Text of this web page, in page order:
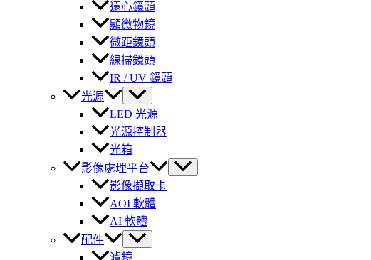
遠心鏡頭
顯微物鏡
微距鏡頭
線掃鏡頭
IR / UV 鏡頭
光源
LED 光源
光源控制器
光箱
影像處理平台
影像擷取卡
AOI 軟體
AI 軟體
配件